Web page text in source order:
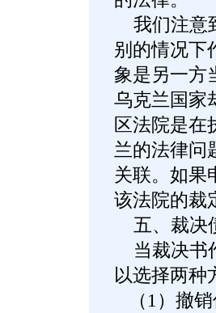
我们注意
别的情况下
象是另一方
乌克兰国家
区法院是在
兰的法律问
关联。如果
该法院的裁
五、裁决
当裁决书
以选择两种
（1）撤销